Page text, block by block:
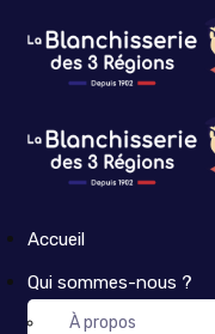
Accueil
Qui sommes-nous ?
À propos